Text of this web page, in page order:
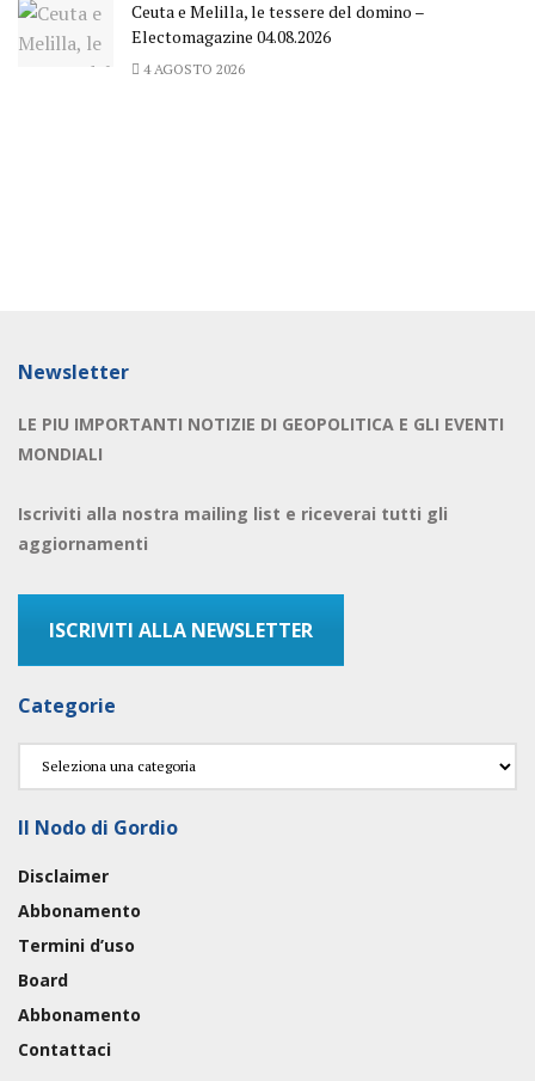
Ceuta e Melilla, le tessere del domino –
Electomagazine 04.08.2026
4 AGOSTO 2026
Newsletter
LE PIU IMPORTANTI NOTIZIE DI GEOPOLITICA E GLI EVENTI
MONDIALI
Iscriviti alla nostra mailing list e riceverai tutti gli
aggiornamenti
ISCRIVITI ALLA NEWSLETTER
Categorie
Categorie
Il Nodo di Gordio
Disclaimer
Abbonamento
Termini d’uso
Board
Abbonamento
Contattaci